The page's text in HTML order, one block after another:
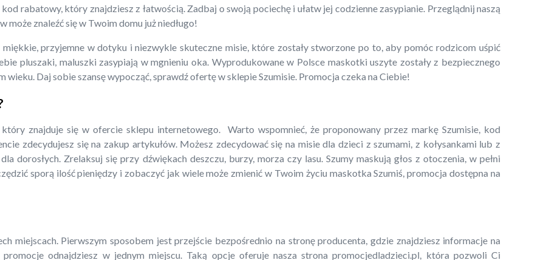
rabatowy, który znajdziesz z łatwością. Zadbaj o swoją pociechę i ułatw jej codzienne zasypianie. Przeglądnij naszą
znaleźć się w Twoim domu już niedługo!
przyjemne w dotyku i niezwykle skuteczne misie, które zostały stworzone po to, aby pomóc rodzicom uśpić
pluszaki, maluszki zasypiają w mgnieniu oka. Wyprodukowane w Polsce maskotki uszyte zostały z bezpiecznego
Daj sobie szansę wypocząć, sprawdź ofertę w sklepie Szumisie. Promocja czeka na Ciebie!
znajduje się w ofercie sklepu internetowego. Warto wspomnieć, że proponowany przez markę Szumisie, kod
zdecydujesz się na zakup artykułów. Możesz zdecydować się na misie dla dzieci z szumami, z kołysankami lub z
dorosłych. Zrelaksuj się przy dźwiękach deszczu, burzy, morza czy lasu. Szumy maskują głos z otoczenia, w pełni
sporą ilość pieniędzy i zobaczyć jak wiele może zmienić w Twoim życiu maskotka Szumiś, promocja dostępna na
miejscach. Pierwszym sposobem jest przejście bezpośrednio na stronę producenta, gdzie znajdziesz informacje na
odnajdziesz w jednym miejscu. Taką opcje oferuje nasza strona promocjedladzieci.pl, która pozwoli Ci